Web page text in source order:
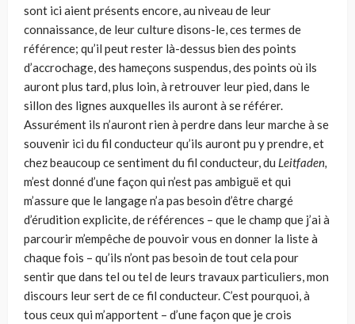
sont ici aient pré­sents encore, au niveau de leur
connaissance, de leur culture disons-le, ces termes de
référence; qu’il peut rester là-dessus bien des points
d’accrochage, des hameçons suspendus, des points où ils
auront plus tard, plus loin, à retrou­ver leur pied, dans le
sillon des lignes auxquelles ils auront à se référer.
Assurément ils n’auront rien à perdre dans leur marche à se
souvenir ici du fil conducteur qu’ils auront pu y prendre, et
chez beaucoup ce sentiment du fil conducteur, du Leitfaden,
m’est donné d’une façon qui n’est pas ambiguë et qui
m’assure que le langage n’a pas besoin d’être chargé
d’érudition explicite, de références – que le champ que j’ai à
parcourir m’empêche de pouvoir vous en donner la liste à
chaque fois – qu’ils n’ont pas besoin de tout cela pour
sentir que dans tel ou tel de leurs travaux particuliers, mon
discours leur sert de ce fil conducteur. C’est pourquoi, à
tous ceux qui m’apportent – d’une façon que je crois